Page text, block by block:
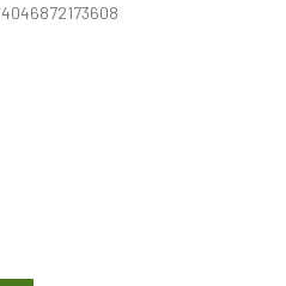
4046872173608